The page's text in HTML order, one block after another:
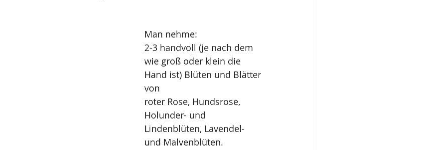
Man nehme:
2-3 handvoll (je nach dem
wie groß oder klein die
Hand ist) Blüten und Blätter
von
roter Rose, Hundsrose,
Holunder- und
Lindenblüten, Lavendel-
und Malvenblüten.